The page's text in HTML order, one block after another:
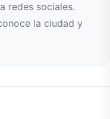
redes sociales.
la ciudad y